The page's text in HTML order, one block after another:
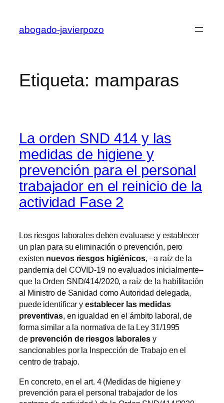
contenido
abogado-javierpozo
Etiqueta: mamparas
La orden SND 414 y las
medidas de higiene y
prevención para el personal
trabajador en el reinicio de la
actividad Fase 2
Los riesgos laborales deben evaluarse y establecer
un plan para su eliminación o prevención, pero
existen nuevos riesgos higiénicos, –a raíz de la
pandemia del COVID-19 no evaluados inicialmente–
que la Orden SND/414/2020, a raíz de la habilitación
al Ministro de Sanidad como Autoridad delegada,
puede identificar yestablecer las medidas
preventivas, en igualdad en el ámbito laboral, de
forma similar a la normativa de la Ley 31/1995
de prevención de riesgos laboralesy
sancionables por la Inspección de Trabajo en el
centro de trabajo.
En concreto, en el art. 4 (Medidas de higiene y
prevención para el personal trabajador de los